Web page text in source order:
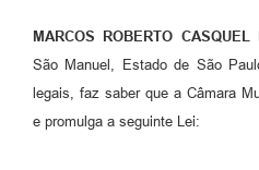
MARCOS ROBERTO CASQUEL
São Manuel, Estado de São
legais, faz saber que a Câmara
e promulga a seguinte Lei: